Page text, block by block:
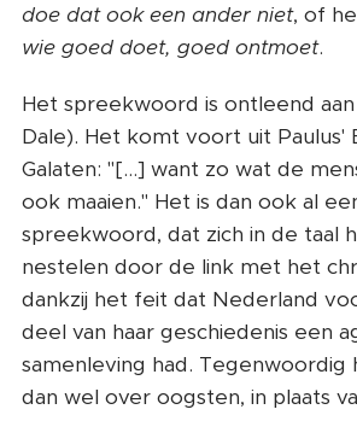
doe dat ook een ander niet, of
wie goed doet, goed ontmoet.
Het spreekwoord is ontleend
Dale). Het komt voort uit Paulus'
Galaten: "[…] want zo wat de
ook maaien." Het is dan ook al
spreekwoord, dat zich in de taal
nestelen door de link met het
dankzij het feit dat Nederland
deel van haar geschiedenis een
samenleving had.
dan wel over oogsten, in plaats